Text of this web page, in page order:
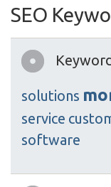
SEO
solutions
service
software